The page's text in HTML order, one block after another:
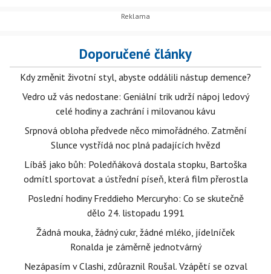
Doporučené články
Kdy změnit životní styl, abyste oddálili nástup demence?
Vedro už vás nedostane: Geniální trik udrží nápoj ledový
celé hodiny a zachrání i milovanou kávu
Srpnová obloha předvede něco mimořádného. Zatmění
Slunce vystřídá noc plná padajících hvězd
Líbáš jako bůh: Poledňáková dostala stopku, Bartoška
odmítl sportovat a ústřední píseň, která film přerostla
Poslední hodiny Freddieho Mercuryho: Co se skutečně
dělo 24. listopadu 1991
Žádná mouka, žádný cukr, žádné mléko, jídelníček
Ronalda je záměrně jednotvárný
Nezápasím v Clashi, zdůraznil Roušal. Vzápětí se ozval